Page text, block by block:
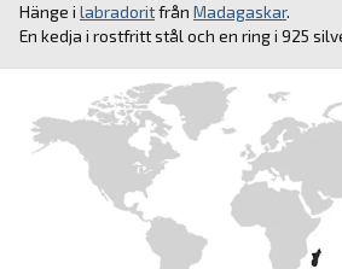
Hänge i labradoritfrån Madagaskar.
En kedja i rostfritt stål och en ring i 925